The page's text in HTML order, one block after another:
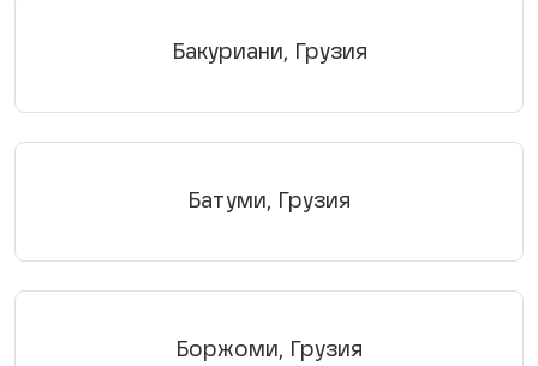
Бакуриани, Грузия
Батуми, Грузия
Боржоми, Грузия